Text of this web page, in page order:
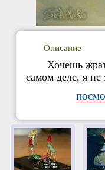
Описание
Хочешь
самом деле, я не